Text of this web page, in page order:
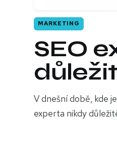
SEO
V dnešní době, kde
experta nikdy
MARKETING